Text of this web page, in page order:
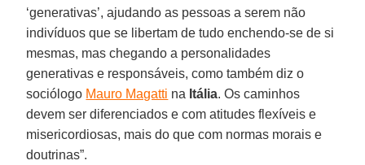
‘generativas’, ajudando as pessoas a serem não
indivíduos que se libertam de tudo enchendo-se de si
mesmas, mas chegando a personalidades
generativas e responsáveis, como também diz o
sociólogo Mauro Magatti na Itália. Os caminhos
devem ser diferenciados e com atitudes flexíveis e
misericordiosas, mais do que com normas morais e
doutrinas”.